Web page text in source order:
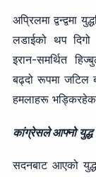
अप्रिलमा द्वन्द्वमा
लडाईको थप दिगो
इरान-समर्थित
बढ्दो रूपमा जटिल
हमलाहरू
कांग्रेसले आफ्नो युद्ध
सदनबाट आएको